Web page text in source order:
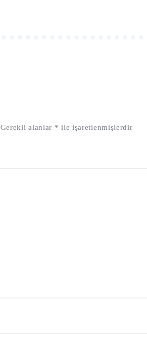
Gerekli alanlar * ile işaretlenmişlerdir